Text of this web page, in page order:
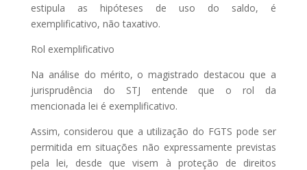
estipula as hipóteses de uso do saldo, é
exemplificativo, não taxativo.
Rol exemplificativo
Na análise do mérito, o magistrado destacou que a
jurisprudência do STJ entende que o rol da
mencionada lei é exemplificativo.
Assim, considerou que a utilização do FGTS pode ser
permitida em situações não expressamente previstas
pela lei, desde que visem à proteção de direitos